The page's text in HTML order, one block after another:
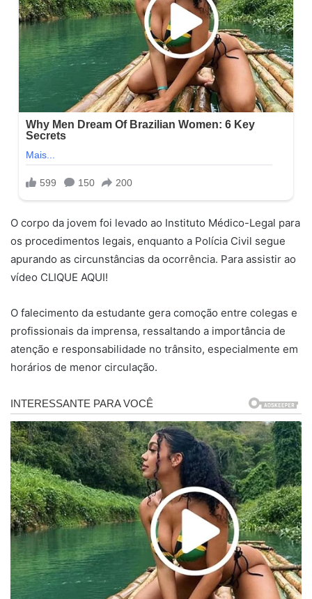
O corpo da jovem foi levado ao Instituto Médico-Legal para
os procedimentos legais, enquanto a Polícia Civil segue
apurando as circunstâncias da ocorrência. Para assistir ao
vídeo CLIQUE AQUI!
O falecimento da estudante gera comoção entre colegas e
profissionais da imprensa, ressaltando a importância de
atenção e responsabilidade no trânsito, especialmente em
horários de menor circulação.